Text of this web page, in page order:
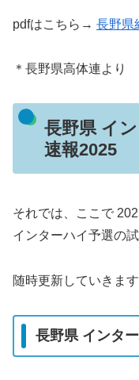
pdfはこちら→ 長野県
＊長野県高体連より
長野県 イ
速報2025
それでは、ここで
インターハイ予選の
随時更新していきます
長野県 インタ